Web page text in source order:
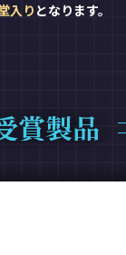
入り となります。
賞製品